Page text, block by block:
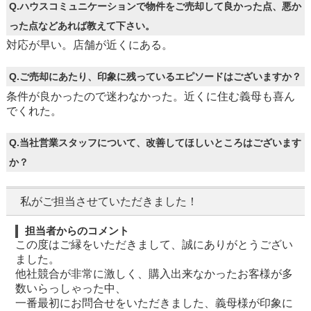
Q.ハウスコミュニケーションで物件をご売却して良かった点、悪か
った点などあれば教えて下さい。
対応が早い。店舗が近くにある。
Q.ご売却にあたり、印象に残っているエピソードはございますか？
条件が良かったので迷わなかった。近くに住む義母も喜ん
でくれた。
Q.当社営業スタッフについて、改善してほしいところはございます
か？
私がご担当させていただきました！
担当者からのコメント
この度はご縁をいただきまして、誠にありがとうござい
ました。
他社競合が非常に激しく、購入出来なかったお客様が多
数いらっしゃった中、
一番最初にお問合せをいただきました、義母様が印象に